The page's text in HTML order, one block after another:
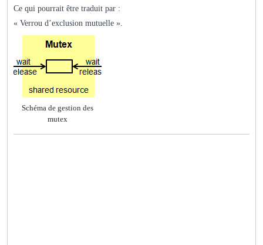
Ce qui pourrait être traduit par :
« Verrou d’exclusion mutuelle ».
Schéma de gestion des
mutex